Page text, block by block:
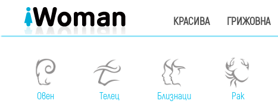
КРАСИВА ГРИЖОВНА
Овен Телец Близнаци Рак